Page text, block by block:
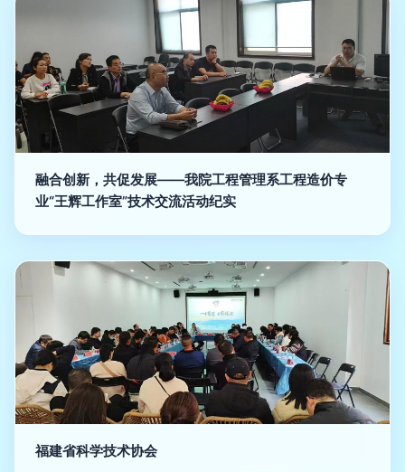
融合创新，共促发展——我院工程管理系工程造价专
业“王辉工作室”技术交流活动纪实
福建省科学技术协会